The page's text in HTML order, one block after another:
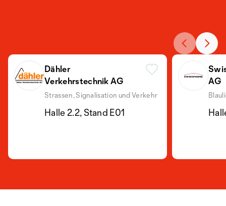
Dähler
Verkehrstechnik AG
Strassen, Signalisation und Verkehr
Halle 2.2, Stand E01
AG